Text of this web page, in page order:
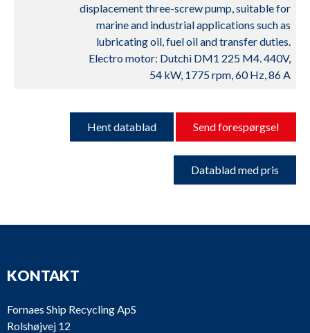
displacement three-screw pump, suitable for
marine and industrial applications such as
lubricating oil, fuel oil and transfer duties.
Electro motor: Dutchi DM1 225 M4. 440V,
54 kW, 1775 rpm, 60 Hz, 86 A
Hent datablad Send forespørgsel
Datablad med pris
KONTAKT
Fornaes Ship Recycling ApS
Rolshøjvej 12